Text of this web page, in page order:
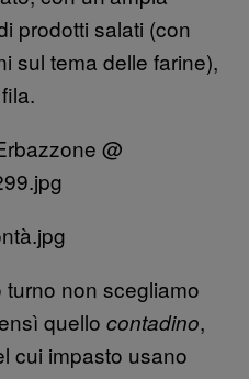
prodotti salati (con
sul tema delle farine),
non scegliamo
quello contadino,
cui impasto usano